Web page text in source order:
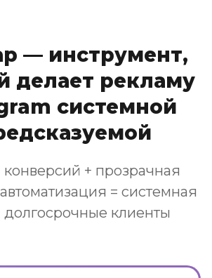
— инструмент,
делает рекламу
системной
+ прозрачная
= системная
долгосрочные клиенты